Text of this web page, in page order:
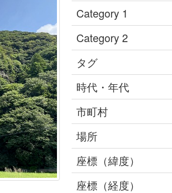
Category 1
Category 2
タグ
時代・年代
市町村
場所
座標（緯度）
座標（経度）